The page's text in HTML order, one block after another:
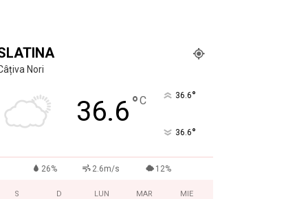
Nori
36.6°C 36.6°
36.6°
26% 2.6m/s 12%
S D LUN MAR MIE